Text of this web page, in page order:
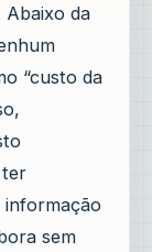
Abaixo da
“custo da
ter
informação
sem